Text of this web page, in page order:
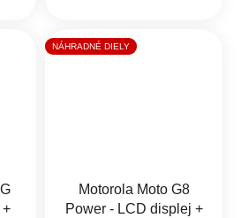
NÁHRADNÉ DIELY
Motorola Moto G8
Power - LCD displej +